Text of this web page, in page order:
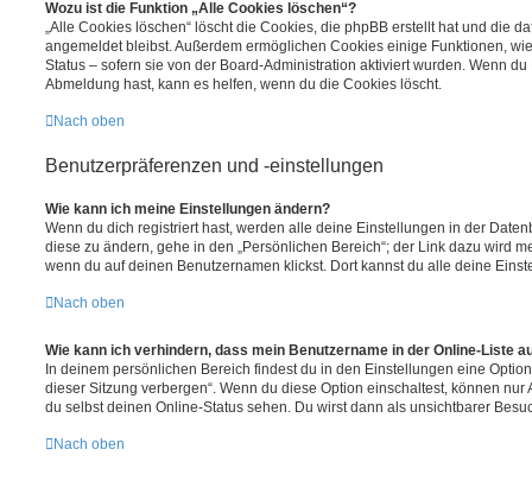
Wozu ist die Funktion „Alle Cookies löschen“?
„Alle Cookies löschen“ löscht die Cookies, die phpBB erstellt hat und die
angemeldet bleibst. Außerdem ermöglichen Cookies einige Funktionen,
Status – sofern sie von der Board-Administration aktiviert wurden. Wenn
Abmeldung hast, kann es helfen, wenn du die Cookies löscht.
Nach oben
Benutzerpräferenzen und -einstellungen
Wie kann ich meine Einstellungen ändern?
Wenn du dich registriert hast, werden alle deine Einstellungen in der
diese zu ändern, gehe in den „Persönlichen Bereich“; der Link dazu wird
wenn du auf deinen Benutzernamen klickst. Dort kannst du alle deine
Nach oben
Wie kann ich verhindern, dass mein Benutzername in der Online-Liste
In deinem persönlichen Bereich findest du in den Einstellungen eine
dieser Sitzung verbergen“. Wenn du diese Option einschaltest, können
du selbst deinen Online-Status sehen. Du wirst dann als unsichtbarer
Nach oben